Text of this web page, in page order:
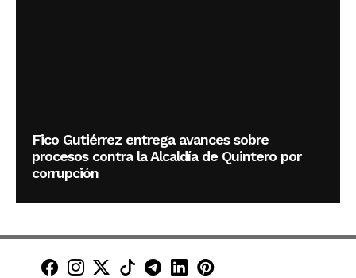
Fico Gutiérrez entrega avances sobre
procesos contra la Alcaldía de Quintero por
corrupción
Minuto30 en Facebook
Minuto30 en Instagram
Minuto30 en X (Twitter)
Minuto30 en TikTok
Canal de Minuto30 en
Minuto30 en LinkedIn
Minuto30 en